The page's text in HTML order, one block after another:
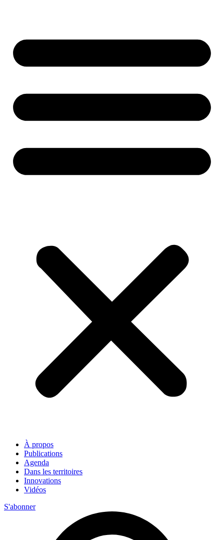
À propos
Publications
Agenda
Dans les territoires
Innovations
Vidéos
S'abonner